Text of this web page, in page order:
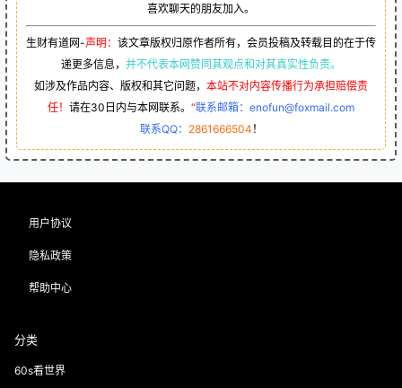
喜欢聊天的朋友加入。
生财有道网-声明： 该文章版权归原作者所有，会员投稿及转载目的在于传
递更多信息， 并不代表本网赞同其观点和对其真实性负责。
如涉及作品内容、版权和其它问题， 本站不对内容传播行为承担赔偿责
任！ 请在30日内与本网联系。 “联系邮箱：enofun@foxmail.com
联系QQ： 2861666504 ！
用户协议
隐私政策
帮助中心
分类
60s看世界